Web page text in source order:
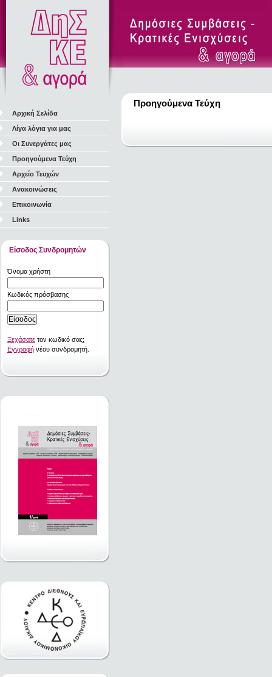
Αρχική Σελίδα
Λίγα λόγια για μας
Οι Συνεργάτες μας
Προηγούμενα Τεύχη
Αρχείο Τευχών
Ανακοινώσεις
Επικοινωνία
Links
Είσοδος Συνδρομητών
Όνομα χρήστη
Κωδικός πρόσβασης
Ξεχάσατε τον κωδικό σας;
Εγγραφή νέου συνδρομητή.
Προηγούμενα Τεύχη